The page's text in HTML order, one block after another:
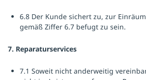
6.8 Der Kunde sichert zu, zur
gemäß Ziffer 6.7 befugt zu sein.
7. Reparaturservices
7.1 Soweit nicht anderweitig